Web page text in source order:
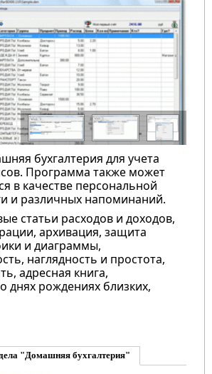
бухгалтерия для учета
Программа также может
в качестве персональной
и различных напоминаний.
статьи расходов и доходов,
архивация, защита
и диаграммы,
наглядность и простота,
адресная книга,
днях рождениях близких,
"Домашняя бухгалтерия"